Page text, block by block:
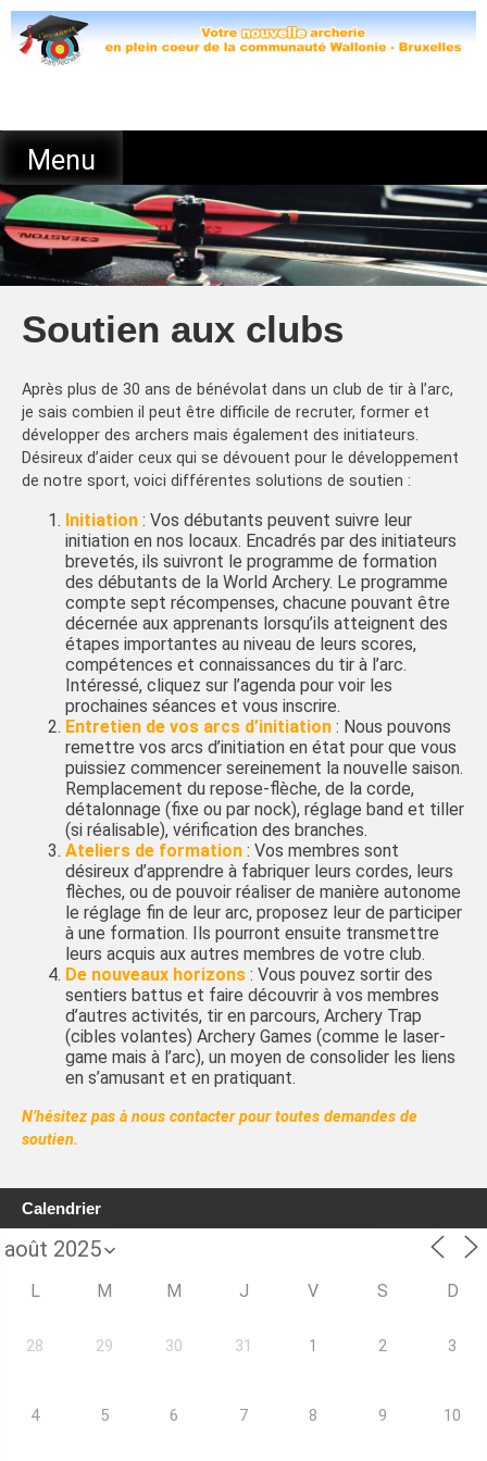
Skip
to
content
Menu
Soutien aux clubs
Après plus de 30 ans de bénévolat dans un club de tir à l’arc,
je sais combien il peut être difficile de recruter, former et
développer des archers mais également des initiateurs.
Désireux d’aider ceux qui se dévouent pour le développement
de notre sport, voici différentes solutions de soutien :
Initiation : Vos débutants peuvent suivre leur
initiation en nos locaux. Encadrés par des initiateurs
brevetés, ils suivront le programme de formation
des débutants de la World Archery. Le programme
compte sept récompenses, chacune pouvant être
décernée aux apprenants lorsqu’ils atteignent des
étapes importantes au niveau de leurs scores,
compétences et connaissances du tir à l’arc.
Intéressé, cliquez sur l’agenda pour voir les
prochaines séances et vous inscrire.
Entretien de vos arcs d’initiation : Nous pouvons
remettre vos arcs d’initiation en état pour que vous
puissiez commencer sereinement la nouvelle saison.
Remplacement du repose-flèche, de la corde,
détalonnage (fixe ou par nock), réglage band et tiller
(si réalisable), vérification des branches.
Ateliers de formation : Vos membres sont
désireux d’apprendre à fabriquer leurs cordes, leurs
flèches, ou de pouvoir réaliser de manière autonome
le réglage fin de leur arc, proposez leur de participer
à une formation. Ils pourront ensuite transmettre
leurs acquis aux autres membres de votre club.
De nouveaux horizons : Vous pouvez sortir des
sentiers battus et faire découvrir à vos membres
d’autres activités, tir en parcours, Archery Trap
(cibles volantes) Archery Games (comme le laser-
game mais à l’arc), un moyen de consolider les liens
en s’amusant et en pratiquant.
N’hésitez pas à nous contacter pour toutes demandes de
soutien.
Calendrier
L M M J V S D
28 29 30 31 1 2 3
4 5 6 7 8 9 10